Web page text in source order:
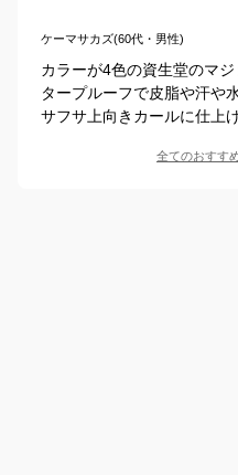
ケーマサカズ(60代・男性)
カラーが4色の資生堂のマ
タープルーフで皮脂や汗や
サフサ上向きカールに仕上
全てのおすす